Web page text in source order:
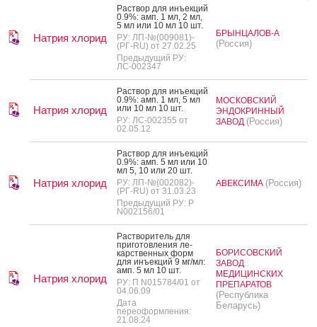
Натрия хлорид
Рас­твор для инъ­ек­ций
0.9%: амп. 1 мл, 2 мл,
5 мл или 10 мл 10 шт.
РУ: ЛП-№(009081)-
(РГ-RU) от 27.02.25
Предыдущий РУ:
ЛС-002347
БРЫНЦАЛОВ-А
(Россия)
Натрия хлорид
Рас­твор для инъ­ек­ций
0.9%: амп. 1 мл, 5 мл
или 10 мл 10 шт.
РУ: ЛС-002355 от
02.05.12
МОСКОВСКИЙ
ЭНДОКРИННЫЙ
ЗАВОД (Россия)
Натрия хлорид
Рас­твор для инъ­ек­ций
0.9%: амп. 5 мл или 10
мл 5, 10 или 20 шт.
РУ: ЛП-№(002082)-
(РГ-RU) от 31.03.23
Предыдущий РУ: Р
N002156/01
АВЕКСИМА (Россия)
Натрия хлорид
Рас­тво­ритель для
при­готов­ле­ния ле­
карс­твен­ных форм
для инъ­ек­ций 9 мг/мл:
амп. 5 мл 10 шт.
РУ: П N015784/01 от
04.06.09
Дата
переоформления:
21.08.24
БОРИСОВСКИЙ
ЗАВОД
МЕДИЦИНСКИХ
ПРЕПАРАТОВ
(Республика
Беларусь)